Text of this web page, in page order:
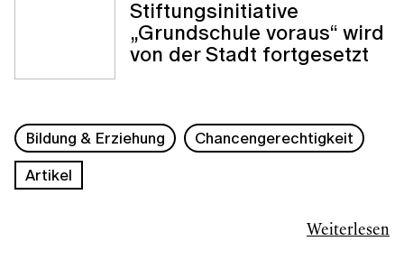
Stiftungsinitiative
„Grundschule voraus“ wird
von der Stadt fortgesetzt
Weiterlesen
Bildung & Erziehung
Chancengerechtigkeit
Artikel